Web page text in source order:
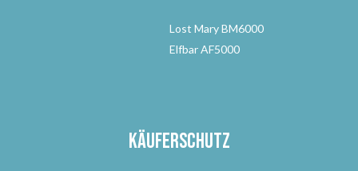
Lost Mary BM6000
Elfbar AF5000
Käuferschutz